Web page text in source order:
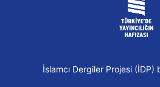
İslamcı Dergiler Projesi (İDP)